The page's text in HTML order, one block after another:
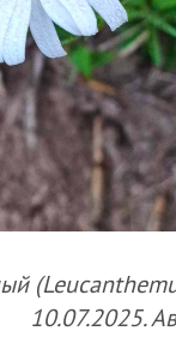
10.07.2025.